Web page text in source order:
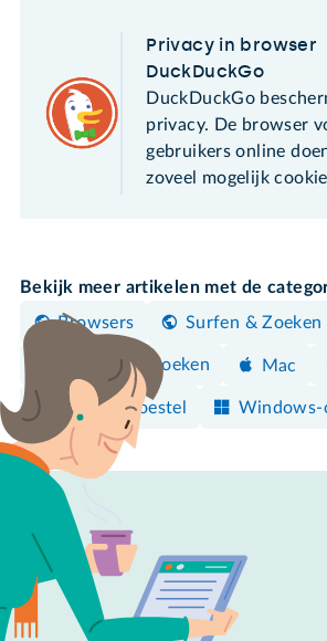
Privacy in browser
DuckDuckGo
DuckDuckGo
privacy. De browser
gebruikers online
zoveel mogelijk
Bekijk meer artikelen met de
Browsers
Surfen & Zoeken
Zoeken Mac
Android-toestel Windows-